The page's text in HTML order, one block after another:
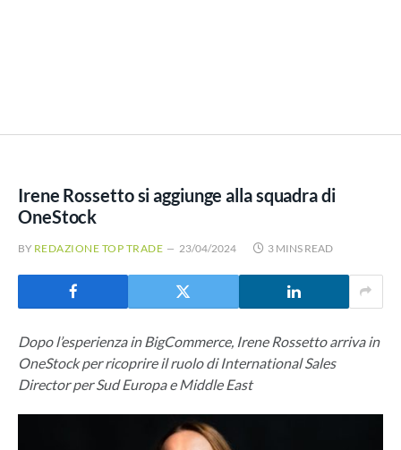
Irene Rossetto si aggiunge alla squadra di
OneStock
BY REDAZIONE TOP TRADE 23/04/2024 3 MINS READ
Dopo l’esperienza in BigCommerce, Irene Rossetto arriva in
OneStock per ricoprire il ruolo di International Sales
Director per Sud Europa e Middle East